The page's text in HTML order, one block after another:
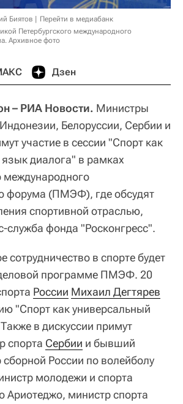
Биятов
Перейти в медиабанк
Петербургского международного
Архивное фото
Дзен
– РИА Новости. Министры
Белоруссии, Сербии и
участие в сессии "Спорт как
диалога" в рамках
международного
форума (ПМЭФ), где обсудят
спортивной отраслью,
служба фонда "Росконгресс".
сотрудничество в спорте будет
программе ПМЭФ. 20
России Михаил Дегтярев
"Спорт как универсальный
в дискуссии примут
спорта Сербии и бывший
сборной России по волейболу
молодежи и спорта
Ариотеджо, министр спорта